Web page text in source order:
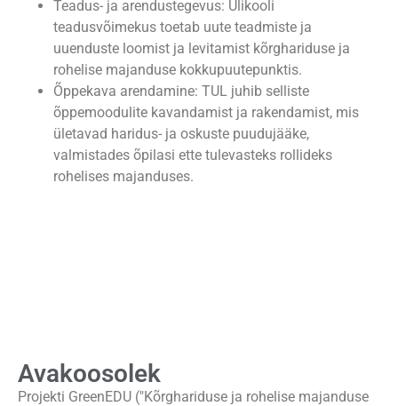
Teadus- ja arendustegevus: Ülikooli
teadusvõimekus toetab uute teadmiste ja
uuenduste loomist ja levitamist kõrghariduse ja
rohelise majanduse kokkupuutepunktis.
Õppekava arendamine: TUL juhib selliste
õppemoodulite kavandamist ja rakendamist, mis
ületavad haridus- ja oskuste puudujääke,
valmistades õpilasi ette tulevasteks rollideks
rohelises majanduses.
Avakoosolek
Projekti GreenEDU ("Kõrghariduse ja rohelise majanduse